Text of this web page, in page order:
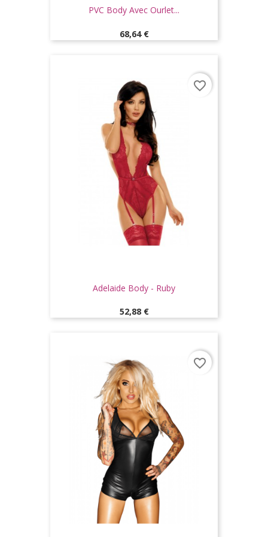
PVC Body Avec Ourlet...
Prix
68,64 €
Adelaide Body - Ruby
Prix
52,88 €
favorite_border
favorite_border